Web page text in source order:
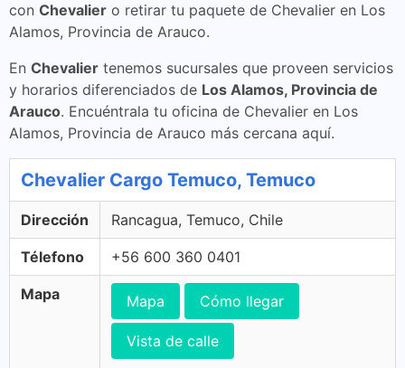
con Chevalier o retirar tu paquete de Chevalier en Los
Alamos, Provincia de Arauco.
En Chevalier tenemos sucursales que proveen servicios
y horarios diferenciados de Los Alamos, Provincia de
Arauco. Encuéntrala tu oficina de Chevalier en Los
Alamos, Provincia de Arauco más cercana aquí.
Chevalier Cargo Temuco, Temuco
Dirección Rancagua, Temuco, Chile
Télefono +56 600 360 0401
Mapa Mapa Cómo llegar
Vista de calle